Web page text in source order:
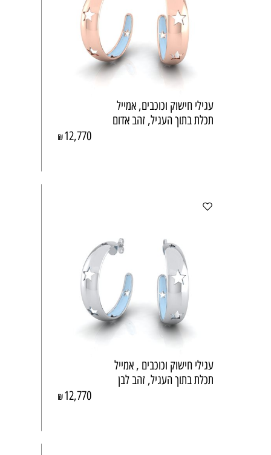
עגילי חישוק וכוכבים, אמייל
תכלת בתוך העגיל, זהב אדום
₪12,770
עגילי חישוק וכוכבים , אמייל
תכלת בתוך העגיל, זהב לבן
₪12,770